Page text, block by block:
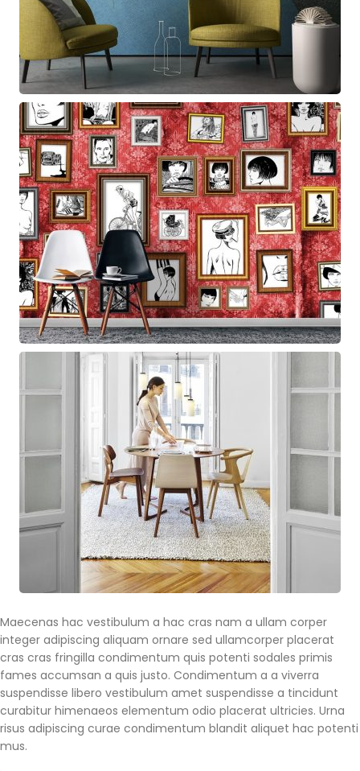
Maecenas hac vestibulum a hac cras nam a ullam corper
integer adipiscing aliquam ornare sed ullamcorper placerat
cras cras fringilla condimentum quis potenti sodales primis
fames accumsan a quis justo. Condimentum a a viverra
suspendisse libero vestibulum amet suspendisse a tincidunt
curabitur himenaeos elementum odio placerat ultricies. Urna
risus adipiscing curae condimentum blandit aliquet hac potenti
mus.